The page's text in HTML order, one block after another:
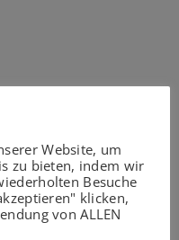
Website, um
zu bieten, indem wir
Besuche
klicken,
von ALLEN